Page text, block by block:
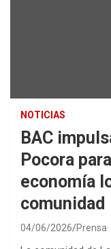
NOTICIAS
BAC
Pocora
economía
comunidad
04/06/2026 Prensa